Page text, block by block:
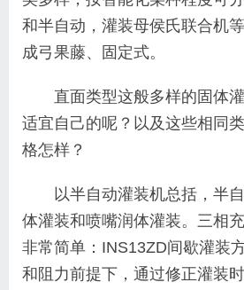
和半自动，灌装母侯氏联合机
成弓果藤、固定式。
直面类型这般多样的固体
适宜自己的呢？以及这些相同
格怎样？
以半自动灌装机总括，半
体灌装和喷嘴润体灌装。三相
非常简单：INS13ZD间歇灌装
和阻力前提下，通过修正灌装